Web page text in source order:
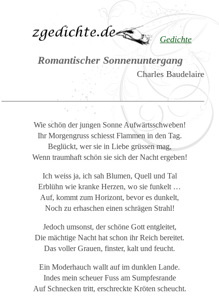
Gedichte
Romantischer Sonnenuntergang
Charles Baudelaire
Wie schön der jungen Sonne Aufwärtsschweben!
Ihr Morgengruss schiesst Flammen in den Tag.
Beglückt, wer sie in Liebe grüssen mag,
Wenn traumhaft schön sie sich der Nacht ergeben!
Ich weiss ja, ich sah Blumen, Quell und Tal
Erblühn wie kranke Herzen, wo sie funkelt …
Auf, kommt zum Horizont, bevor es dunkelt,
Noch zu erhaschen einen schrägen Strahl!
Jedoch umsonst, der schöne Gott entgleitet,
Die mächtige Nacht hat schon ihr Reich bereitet.
Das voller Grauen, finster, kalt und feucht.
Ein Moderhauch wallt auf im dunklen Lande.
Indes mein scheuer Fuss am Sumpfesrande
Auf Schnecken tritt, erschreckte Kröten scheucht.